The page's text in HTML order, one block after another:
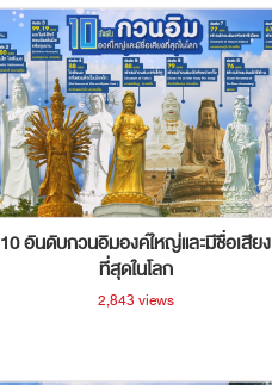
10 อันดับกวนอิมองค์ใหญ่และมีชื่อเสียง
ที่สุดในโลก
2,843 views